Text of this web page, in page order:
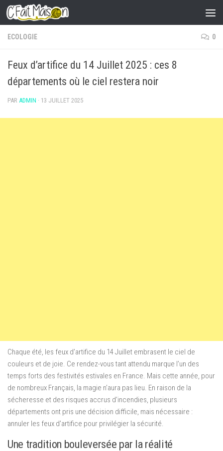
Skip to content
ECOLOGIE 0
Feux d’artifice du 14 Juillet 2025 : ces 8
départements où le ciel restera noir
PAR ADMIN · 13 JUILLET 2025
Chaque été, les feux d’artifice du 14 Juillet embrasent le ciel de
couleurs et de joie. Ce rendez-vous tant attendu marque l’un des
temps forts des festivités estivales en France. Mais cette année, pour
de nombreux Français, la magie n’aura pas lieu. En raison de la
sécheresse et des risques accrus d’incendies, plusieurs
départements ont pris une décision difficile, mais nécessaire :
annuler les feux d’artifice pour privilégier la sécurité.
Une tradition bouleversée par la réalité